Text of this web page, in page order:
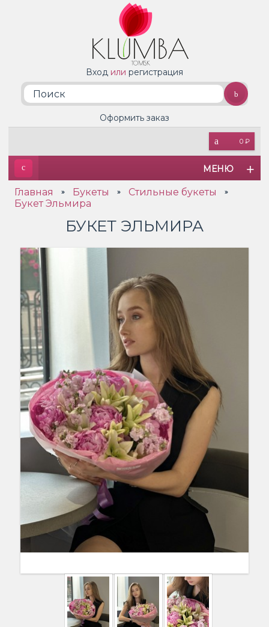
Вход или регистрация
0 ₽
Оформить заказ
МЕНЮ
Главная » Букеты » Стильные букеты »
Букет Эльмира
БУКЕТ ЭЛЬМИРА